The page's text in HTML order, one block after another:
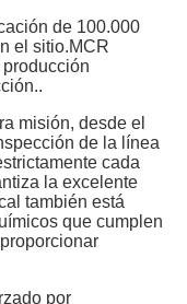
de 100.000
el sitio.MCR
misión, desde el
de la línea
cada
la excelente
también está
que cumplen
por